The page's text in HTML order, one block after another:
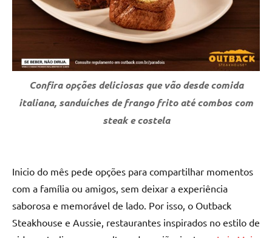
Confira opções deliciosas que vão desde comida
italiana, sanduíches de frango frito até combos com
steak e costela
Inicio do mês pede opções para compartilhar momentos
com a família ou amigos, sem deixar a experiência
saborosa e memorável de lado. Por isso, o Outback
Steakhouse e Aussie, restaurantes inspirados no estilo de